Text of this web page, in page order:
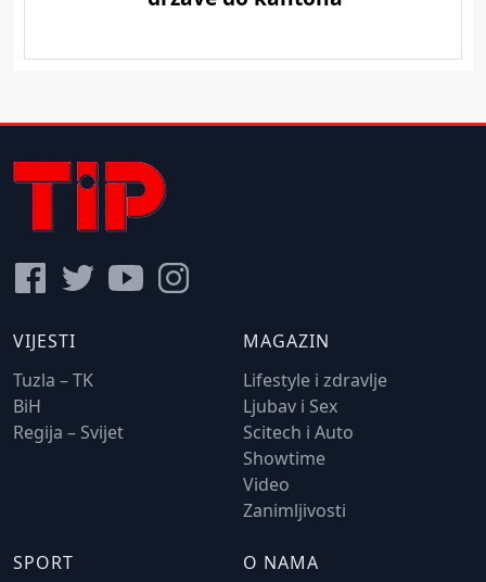
VIJESTI
Tuzla – TK
BiH
Regija – Svijet
MAGAZIN
Lifestyle i zdravlje
Ljubav i Sex
Scitech i Auto
Showtime
Video
Zanimljivosti
SPORT O NAMA